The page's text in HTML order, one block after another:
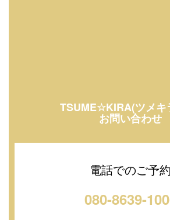
TSUME☆KIRA(ツメキ
お問い合わせ
電話でのご予約
080-8639-